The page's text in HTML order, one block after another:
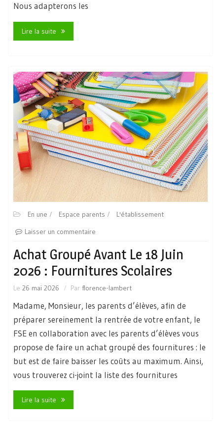
Nous adapterons les
Lire la suite
En une Espace parents
L'établissement
Laisser un commentaire
Achat Groupé Avant Le 18 Juin
2026 : Fournitures Scolaires
Le 26 mai 2026 Par florence-lambert
Madame, Monsieur, les parents d’élèves, afin de
préparer sereinement la rentrée de votre enfant, le
FSE en collaboration avec les parents d’élèves vous
propose de faire un achat groupé des fournitures : le
but est de faire baisser les coûts au maximum. Ainsi,
vous trouverez ci-joint la liste des fournitures
Lire la suite